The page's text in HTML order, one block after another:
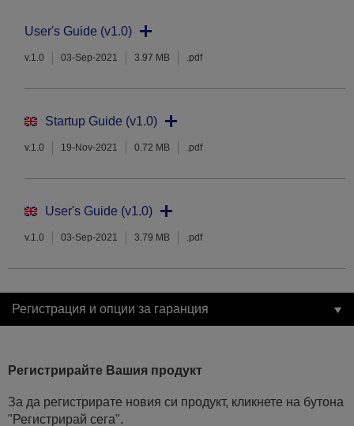
User's Guide (v1.0)
v.1.0 03-Sep-2021 3.97 MB .pdf
Startup Guide (v1.0)
v.1.0 19-Nov-2021 0.72 MB .pdf
User's Guide (v1.0)
v.1.0 03-Sep-2021 3.79 MB .pdf
Регистрация и опции за гаранция
Регистрирайте Вашия продукт
За да регистрирате новия си продукт, кликнете на бутона
"Регистрирай сега".